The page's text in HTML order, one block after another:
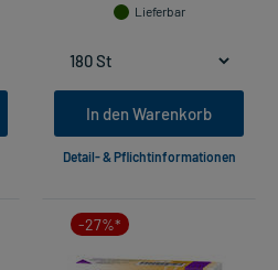
Lieferbar
In den Warenkorb
Detail- & Pflichtinformationen
-27%*